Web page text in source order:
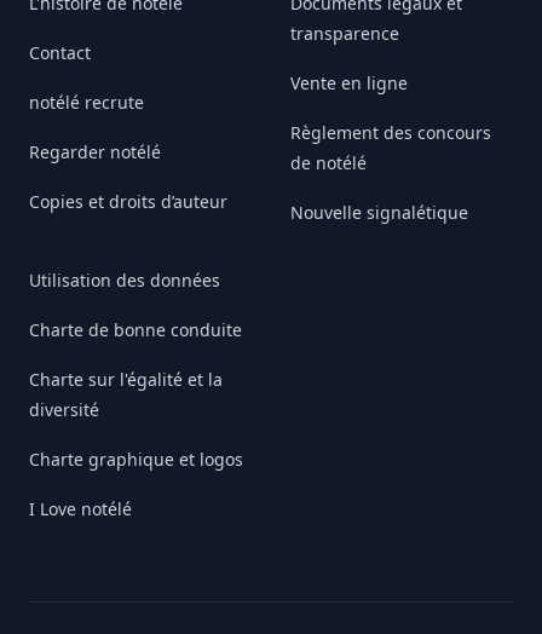
Contact
notélé recrute
Regarder notélé
Copies et droits d’auteur
Utilisation des données
Charte de bonne conduite
Charte sur l'égalité et la
diversité
Charte graphique et logos
I Love notélé
transparence
Vente en ligne
Règlement des concours
de notélé
Nouvelle signalétique